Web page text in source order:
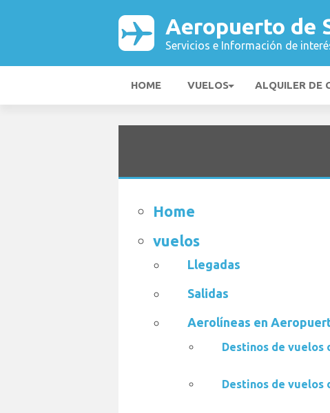
Aeropuerto de
Servicios e Información de
HOME VUELOS ALQUILER DE
Home
vuelos
Llegadas
Salidas
Aerolíneas en
Destinos de vuelos
Destinos de vuelos